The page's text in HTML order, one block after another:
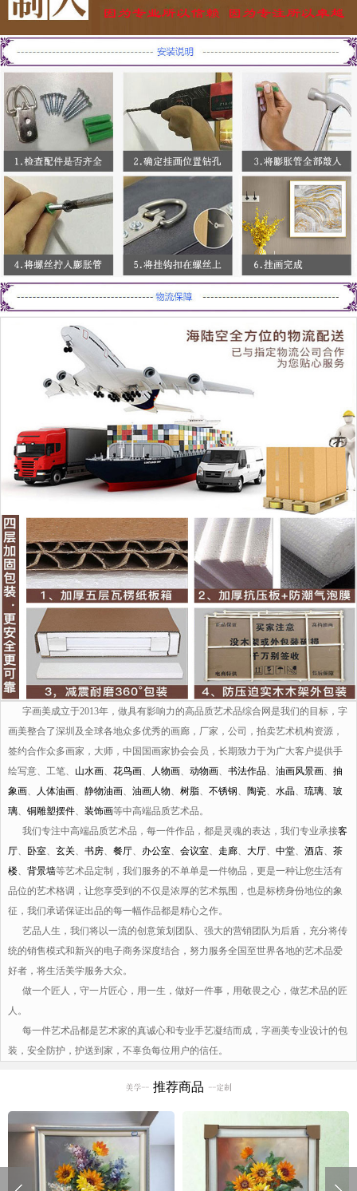
字画美成立于2013年，做具有影响力的高品质艺术品综合网是我们的目标，字
画美整合了深圳及全球各地众多优秀的画廊，厂家，公司，拍卖艺术机构资源，
签约合作众多画家，大师，中国国画家协会会员，长期致力于为广大客户提供手
绘写意、工笔、 山水画、 花鸟画、 人物画、 动物画、 书法作品、 油画风景画、 抽
象画、 人体油画、 静物油画、 油画人物、 树脂、 不锈钢、 陶瓷、 水晶、 琉璃、 玻
璃、 铜雕塑摆件、 装饰画等中高端品质艺术品。
我们专注中高端品质艺术品，每一件作品，都是灵魂的表达，我们专业承接客
厅、 卧室、 玄关、 书房、 餐厅、 办公室、 会议室、 走廊、 大厅、 中堂、 酒店、 茶
楼、 背景墙等艺术品定制，我们服务的不单单是一件物品，更是一种让您生活有
品位的艺术格调，让您享受到的不仅是浓厚的艺术氛围，也是标榜身份地位的象
征，我们承诺保证出品的每一幅作品都是精心之作。
艺品人生，我们将以一流的创意策划团队、强大的营销团队为后盾，充分将传
统的销售模式和新兴的电子商务深度结合，努力服务全国至世界各地的艺术品爱
好者，将生活美学服务大众。
做一个匠人，守一片匠心，用一生，做好一件事，用敬畏之心，做艺术品的匠
人。
每一件艺术品都是艺术家的真诚心和专业手艺凝结而成，字画美专业设计的包
装，安全防护，护送到家，不辜负每位用户的信任。
推荐商品